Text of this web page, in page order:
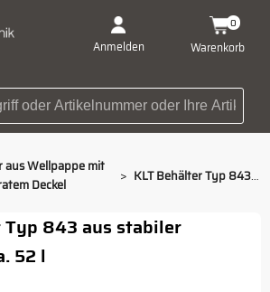
Anmelden Warenkorb
0
Suchbegriff oder
aus Wellpappe mit
Deckel
> KLT Behälter Typ 843 aus Wellpappe
Typ 843 aus stabiler
52 l